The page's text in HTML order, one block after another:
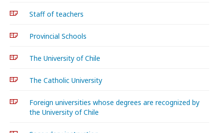
Staff of teachers
Provincial Schools
The University of Chile
The Catholic University
Foreign universities whose degrees are recognized by
the University of Chile